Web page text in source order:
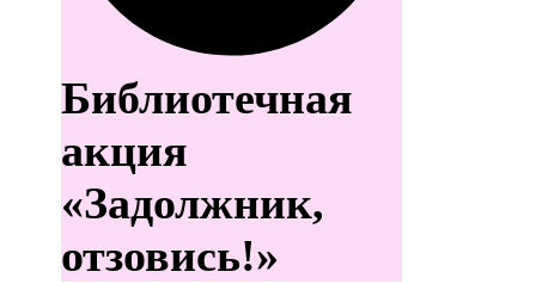
Библиотечная
акция
«Задолжник,
отзовись!»